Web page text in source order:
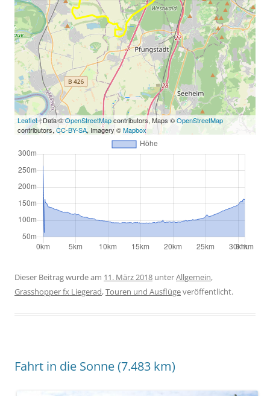
Leaflet| Data ©OpenStreetMapcontributors, Maps ©OpenStreetMap
contributors, CC-BY-SA, Imagery ©Mapbox
Dieser Beitrag wurde am 11. März 2018 unterAllgemein,
Grasshopper fx Liegerad,Touren und Ausflügeveröffentlicht.
Fahrt in die Sonne (7.483 km)